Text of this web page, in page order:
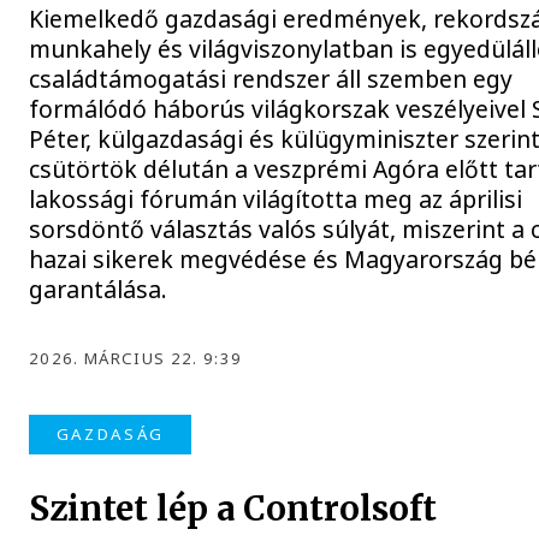
Kiemelkedő gazdasági eredmények,
munkahely és világviszonylatban is
családtámogatási rendszer áll szemben egy
formálódó háborús világkorszak veszélyeivel
Péter, külgazdasági és külügyminiszter
csütörtök délután a veszprémi Agóra előtt
lakossági fórumán világította meg az áprilisi
sorsdöntő választás valós súlyát, miszerint a
hazai sikerek megvédése és Magyarország
garantálása.
2026. MÁRCIUS 22. 9:39
GAZDASÁG
Szintet lép a Controlsoft